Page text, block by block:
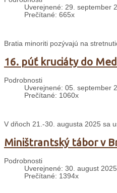
Uverejnené: 29. september
Prečítané: 665x
Bratia minoriti pozývajú na
16. púť kruciáty do
Podrobnosti
Uverejnené: 05. september
Prečítané: 1060x
V dňoch 21.-30. augusta 2025 sa
Miništrantský tábor v
Podrobnosti
Uverejnené: 30. august 2025
Prečítané: 1394x